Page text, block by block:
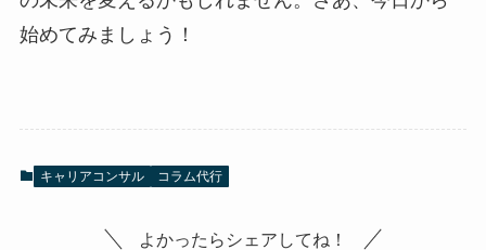
始めてみましょう！
キャリアコンサル コラム代行
よかったらシェアしてね！